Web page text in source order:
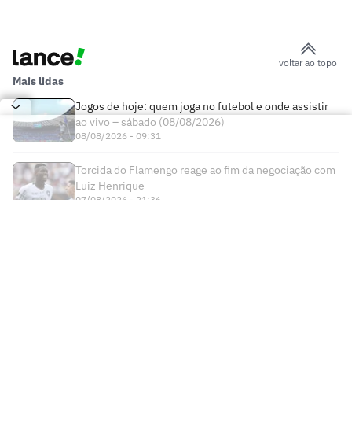
voltar ao topo
Mais lidas
Jogos de hoje: quem joga no futebol e onde assistir
ao vivo – sábado (08/08/2026)
08/08/2026 - 09:31
Torcida do Flamengo reage ao fim da negociação com
Luiz Henrique
07/08/2026 - 21:36